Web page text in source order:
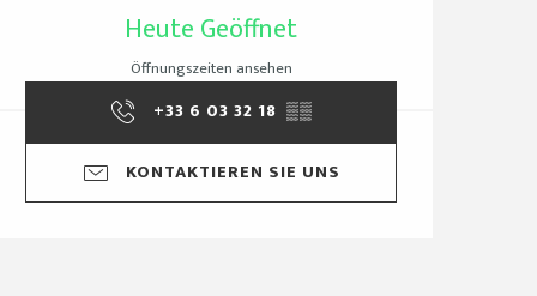
Heute Geöffnet
Öffnungszeiten ansehen
+33 6 03 32 18 ▒▒
KONTAKTIEREN SIE UNS